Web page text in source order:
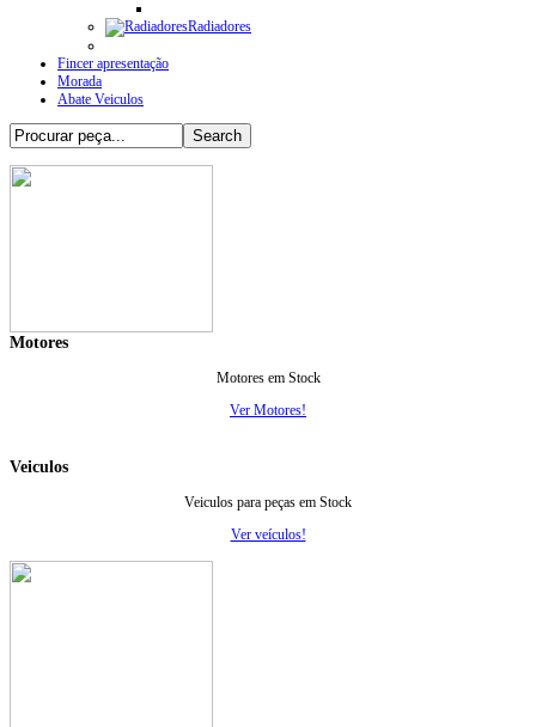
Radiadores
Fincer apresentação
Morada
Abate Veiculos
Motores
Motores em Stock
Ver Motores!
Veiculos
Veiculos para peças em Stock
Ver veículos!